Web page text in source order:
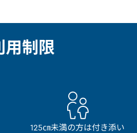
用制限
125㎝未満の方は付き添い